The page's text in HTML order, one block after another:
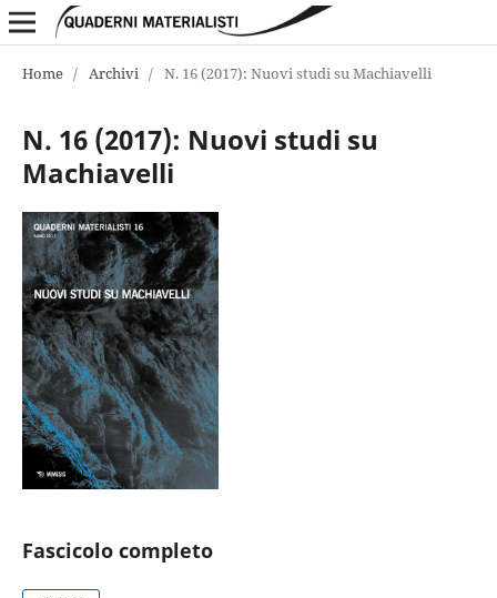
Home / Archivi / N. 16 (2017): Nuovi studi su Machiavelli
N. 16 (2017): Nuovi studi su
Machiavelli
Fascicolo completo